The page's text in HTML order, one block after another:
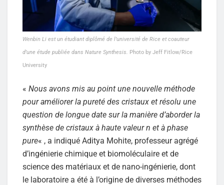
Wenbin Li est un étudiant diplômé de l’université de Rice et coauteur
d’une étude publiée dans Nature Synthesis.
Photo by Jeff Fitlow/Rice
University
« Nous avons mis au point une nouvelle méthode
pour améliorer la pureté des cristaux et résolu une
question de longue date sur la manière d’aborder la
synthèse de cristaux à haute valeur n et à phase
pure« , a indiqué Aditya Mohite, professeur agrégé
d’ingénierie chimique et biomoléculaire et de
science des matériaux et de nano-ingénierie, dont
le laboratoire a été à l’origine de diverses méthodes